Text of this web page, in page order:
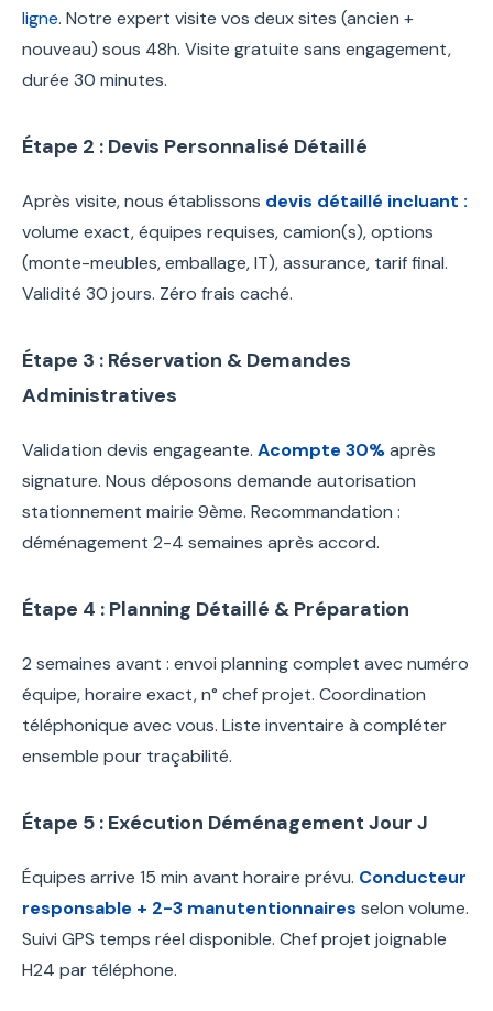
ligne. Notre expert visite vos deux sites (ancien +
nouveau) sous 48h. Visite gratuite sans engagement,
durée 30 minutes.
Étape 2 : Devis Personnalisé Détaillé
Après visite, nous établissons devis détaillé incluant :
volume exact, équipes requises, camion(s), options
(monte-meubles, emballage, IT), assurance, tarif final.
Validité 30 jours. Zéro frais caché.
Étape 3 : Réservation & Demandes
Administratives
Validation devis engageante. Acompte 30%après
signature. Nous déposons demande autorisation
stationnement mairie 9ème. Recommandation :
déménagement 2-4 semaines après accord.
Étape 4 : Planning Détaillé & Préparation
2 semaines avant : envoi planning complet avec numéro
équipe, horaire exact, n° chef projet. Coordination
téléphonique avec vous. Liste inventaire à compléter
ensemble pour traçabilité.
Étape 5 : Exécution Déménagement Jour J
Équipes arrive 15 min avant horaire prévu. Conducteur
responsable + 2-3 manutentionnaires selon volume.
Suivi GPS temps réel disponible. Chef projet joignable
H24 par téléphone.